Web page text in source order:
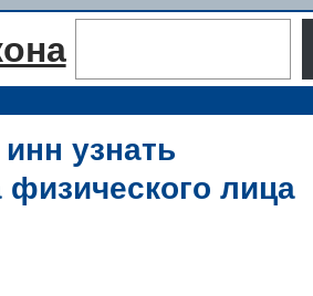
узнать
лица